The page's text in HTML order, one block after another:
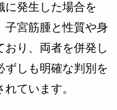
に発生した場合を
子宮筋腫と性質や身
り、両者を併発し
ずしも明確な判別を
ています。